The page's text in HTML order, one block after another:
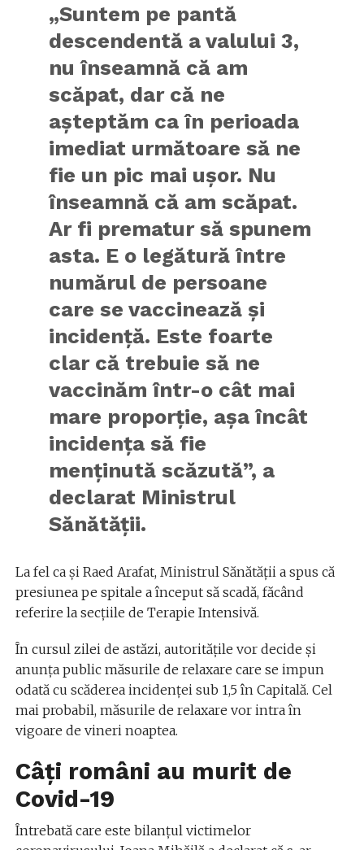
„Suntem pe pantă
descendentă a valului 3,
nu înseamnă că am
scăpat, dar că ne
așteptăm ca în perioada
imediat următoare să ne
fie un pic mai ușor. Nu
înseamnă că am scăpat.
Ar fi prematur să spunem
asta. E o legătură între
numărul de persoane
care se vaccinează și
incidență. Este foarte
clar că trebuie să ne
vaccinăm într-o cât mai
mare proporție, așa încât
incidența să fie
menținută scăzută”, a
declarat Ministrul
Sănătății.
La fel ca și Raed Arafat, Ministrul Sănătății a spus că
presiunea pe spitale a început să scadă, făcând
referire la secțiile de Terapie Intensivă.
În cursul zilei de astăzi, autoritățile vor decide și
anunța public măsurile de relaxare care se impun
odată cu scăderea incidenței sub 1,5 în Capitală. Cel
mai probabil, măsurile de relaxare vor intra în
vigoare de vineri noaptea.
Câți români au murit de
Covid-19
Întrebată care este bilanțul victimelor